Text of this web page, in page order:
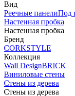
Вид
Реечные панелиПод
Настенная пробка
Настенная пробка
Бренд
CORKSTYLE
Коллекция
Wall DesignBRICK
Виниловые стены
Стены из дерева
Стены из дерева